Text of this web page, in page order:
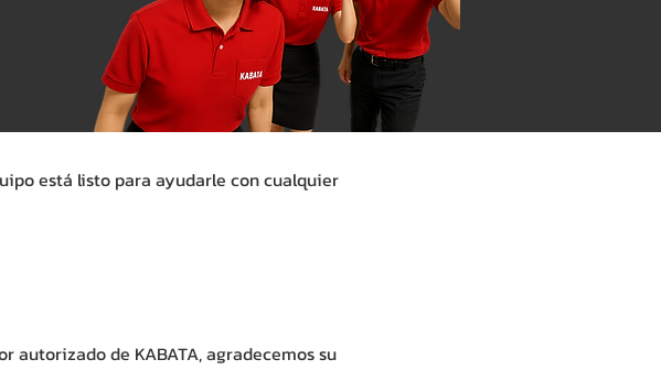
está listo para ayudarle con cualquier
de KABATA, agradecemos su